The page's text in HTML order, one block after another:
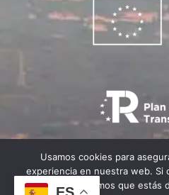
Copyright © 2025
Usamos cookies para
experiencia en nuestra web. Si
asumiremos que estás